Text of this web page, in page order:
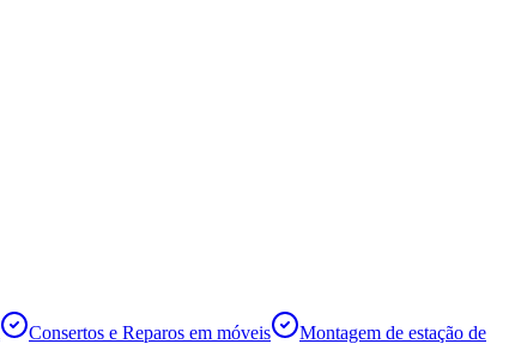
Consertos e Reparos em móveis
Montagem de estação de